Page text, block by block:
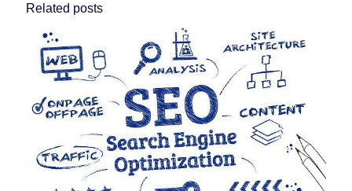
Related posts